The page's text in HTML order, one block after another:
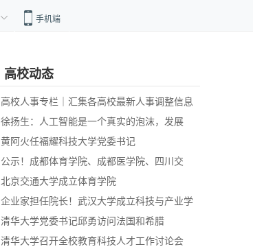
手机端
高校动态
高校人事专栏｜汇集各高校最新人事调整信息
徐扬生：人工智能是一个真实的泡沫，发展
前...
黄阿火任福耀科技大学党委书记
公示！成都体育学院、成都医学院、四川交
通...
北京交通大学成立体育学院
企业家担任院长！武汉大学成立科技与产业学
院
清华大学党委书记邱勇访问法国和希腊
清华大学召开全校教育科技人才工作讨论会